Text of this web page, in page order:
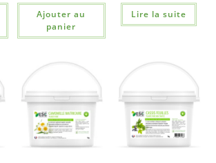
Ajouter au
panier
Lire la suite